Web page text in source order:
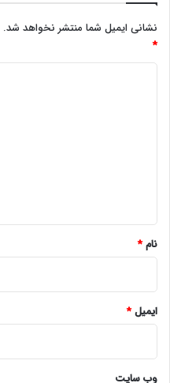
نشانی ایمیل شما منتشر نخواهد شد.
*
نام*
ایمیل*
وب‌ سایت